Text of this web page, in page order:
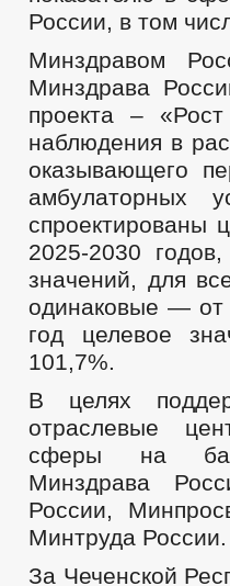
России, в том
Минздравом
Минздрава
проекта – «Рост
наблюдения в
оказывающего
амбулаторных
спроектированы
2025-2030
значений, для
одинаковые — от
год целевое
101,7%.
В целях
отраслевые
сферы на
Минздрава
России,
Минтруда России.
За Чеченской